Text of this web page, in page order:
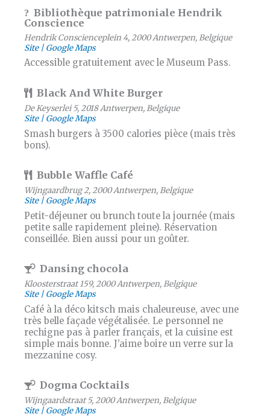
Bibliothèque patrimoniale Hendrik
Conscience
Hendrik Conscienceplein 4, 2000 Antwerpen, Belgique
Site
Google Maps
Accessible gratuitement avec le Museum Pass.
Black And White Burger
De Keyserlei 5, 2018 Antwerpen, Belgique
Site
Google Maps
Smash burgers à 3500 calories pièce (mais très
bons).
Bubble Waffle Café
Wijngaardbrug 2, 2000 Antwerpen, Belgique
Site
Google Maps
Petit-déjeuner ou brunch toute la journée (mais
petite salle rapidement pleine). Réservation
conseillée. Bien aussi pour un goûter.
Dansing chocola
Kloosterstraat 159, 2000 Antwerpen, Belgique
Site
Google Maps
Café à la déco kitsch mais chaleureuse, avec une
très belle façade végétalisée. Le personnel ne
rechigne pas à parler français, et la cuisine est
simple mais bonne. J’aime boire un verre sur la
mezzanine cosy.
Dogma Cocktails
Wijngaardstraat 5, 2000 Antwerpen, Belgique
Site
Google Maps